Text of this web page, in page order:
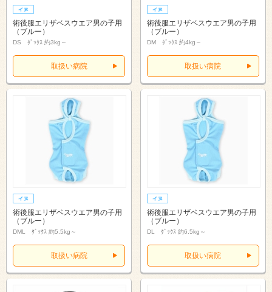
術後服エリザベスウエア男の子用
（ブルー）
DS ﾀﾞｯｸｽ 約3kg～
取扱い病院
術後服エリザベスウエア男の子用
（ブルー）
DM ﾀﾞｯｸｽ 約4kg～
取扱い病院
術後服エリザベスウエア男の子用
（ブルー）
DML ﾀﾞｯｸｽ 約5.5kg～
取扱い病院
術後服エリザベスウエア男の子用
（ブルー）
DL ﾀﾞｯｸｽ 約6.5kg～
取扱い病院